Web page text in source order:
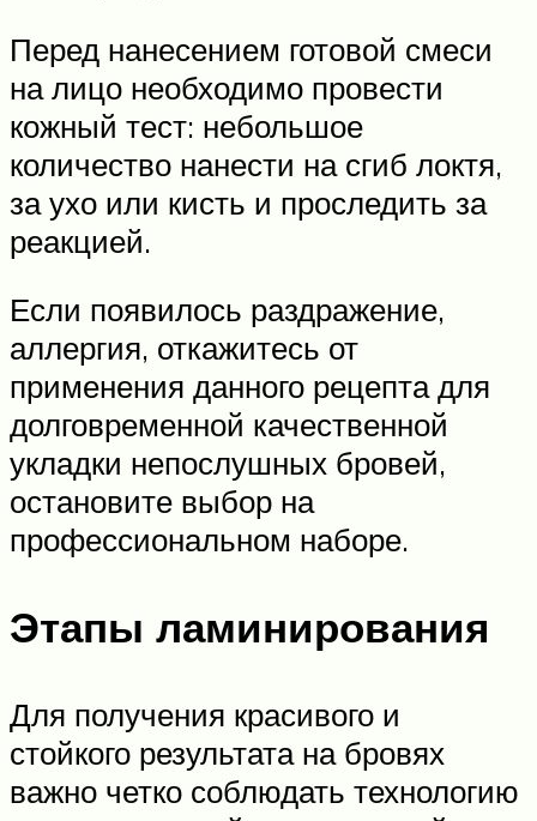
Перед нанесением готовой смеси
на лицо необходимо провести
кожный тест: небольшое
количество нанести на сгиб локтя,
за ухо или кисть и проследить за
реакцией.
Если появилось раздражение,
аллергия, откажитесь от
применения данного рецепта для
долговременной качественной
укладки непослушных бровей,
остановите выбор на
профессиональном наборе.
Этапы ламинирования
Для получения красивого и
стойкого результата на бровях
важно четко соблюдать технологию